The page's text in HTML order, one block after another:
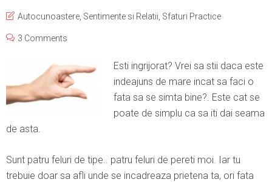
Autocunoastere Sentimente si Relatii Sfaturi Practice
3 Comments
Esti ingrijorat? Vrei sa stii daca este
indeajuns de mare incat sa faci o
fata sa se simta bine?. Este cat se
poate de simplu ca sa iti dai seama
de asta.
Sunt patru feluri de tipe.. patru feluri de pereti moi. Iar tu
trebuie doar sa afli unde se incadreaza prietena ta, ori fata